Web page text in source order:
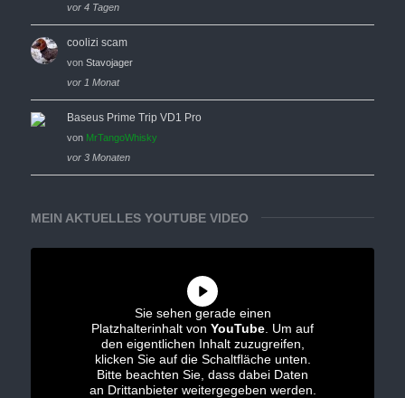
vor 4 Tagen
coolizi scam
von Stavojager
vor 1 Monat
Baseus Prime Trip VD1 Pro
von MrTangoWhisky
vor 3 Monaten
MEIN AKTUELLES YOUTUBE VIDEO
Sie sehen gerade einen
Platzhalterinhalt von YouTube . Um auf
den eigentlichen Inhalt zuzugreifen,
klicken Sie auf die Schaltfläche unten.
Bitte beachten Sie, dass dabei Daten
an Drittanbieter weitergegeben werden.